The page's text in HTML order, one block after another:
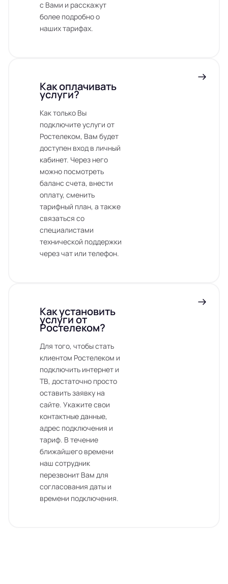
с Вами и расскажут
более подробно о
наших тарифах.
Как оплачивать
услуги?
Как только Вы
подключите услуги от
Ростелеком, Вам будет
доступен вход в личный
кабинет. Через него
можно посмотреть
баланс счета, внести
оплату, сменить
тарифный план, а также
связаться со
специалистами
технической поддержки
через чат или телефон.
Как установить
услуги от
Ростелеком?
Для того, чтобы стать
клиентом Ростелеком и
подключить интернет и
ТВ, достаточно просто
оставить заявку на
сайте. Укажите свои
контактные данные,
адрес подключения и
тариф. В течение
ближайшего времени
наш сотрудник
перезвонит Вам для
согласования даты и
времени подключения.